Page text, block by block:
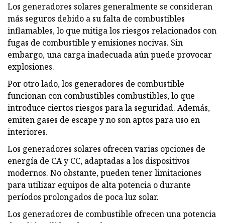
Los generadores solares generalmente se consideran
más seguros debido a su falta de combustibles
inflamables, lo que mitiga los riesgos relacionados con
fugas de combustible y emisiones nocivas. Sin
embargo, una carga inadecuada aún puede provocar
explosiones.
Por otro lado, los generadores de combustible
funcionan con combustibles combustibles, lo que
introduce ciertos riesgos para la seguridad. Además,
emiten gases de escape y no son aptos para uso en
interiores.
Los generadores solares ofrecen varias opciones de
energía de CA y CC, adaptadas a los dispositivos
modernos. No obstante, pueden tener limitaciones
para utilizar equipos de alta potencia o durante
períodos prolongados de poca luz solar.
Los generadores de combustible ofrecen una potencia